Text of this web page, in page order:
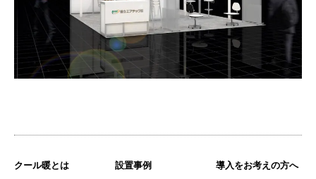
クール暖とは 設置事例 導入をお考えの方へ